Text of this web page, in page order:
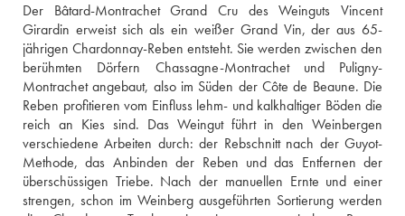
Der Bâtard-Montrachet Grand Cru des Weinguts Vincent
Girardin erweist sich als ein weißer Grand Vin, der aus 65-
jährigen Chardonnay-Reben entsteht. Sie werden zwischen den
berühmten Dörfern Chassagne-Montrachet und Puligny-
Montrachet angebaut, also im Süden der Côte de Beaune. Die
Reben profitieren vom Einfluss lehm- und kalkhaltiger Böden die
reich an Kies sind. Das Weingut führt in den Weinbergen
verschiedene Arbeiten durch: der Rebschnitt nach der Guyot-
Methode, das Anbinden der Reben und das Entfernen der
überschüssigen Triebe. Nach der manuellen Ernte und einer
strengen, schon im Weinberg ausgeführten Sortierung werden